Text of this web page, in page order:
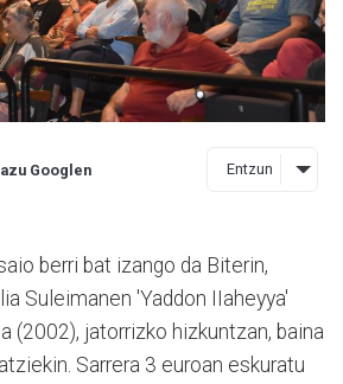
Googlen Entzun
berri bat izango da Biterin,
Suleimanen 'Yaddon IIaheyya'
(2002), jatorrizko hizkuntzan, baina
Sarrera 3 euroan eskuratu